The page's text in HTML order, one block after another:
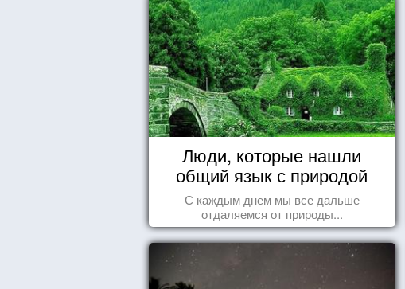
Люди, которые нашли
общий язык с природой
С каждым днем мы все дальше
отдаляемся от природы...